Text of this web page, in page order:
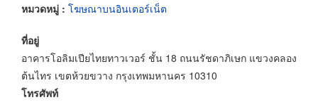
หมวดหมู่ : โฆษณาบนอินเตอร์เน็ต
ที่อยู่
อาคารโอลิมเปียไทยทาวเวอร์ ชั้น 18 ถนนรัชดาภิเษก แขวงคลอง
ต้นไทร เขตห้วยขวาง กรุงเทพมหานคร 10310
โทรศัพท์